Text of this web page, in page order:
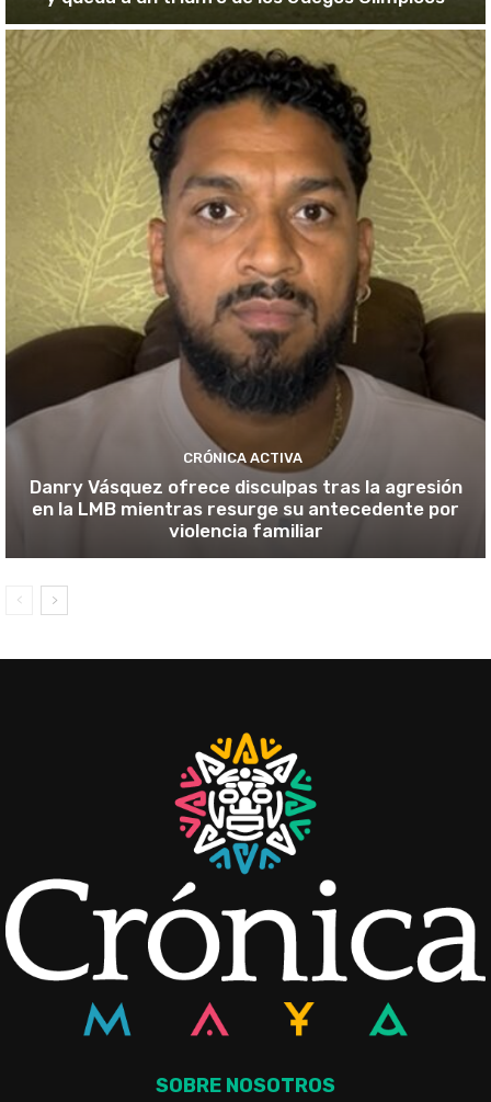
CRÓNICA ACTIVA
Danry Vásquez ofrece disculpas tras la agresión
en la LMB mientras resurge su antecedente por
violencia familiar
SOBRE NOSOTROS